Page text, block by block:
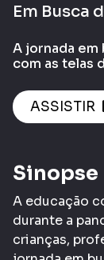
Em Busca
A jornada em
com as telas
ASSISTIR
Sinopse
A educação
durante a
crianças,